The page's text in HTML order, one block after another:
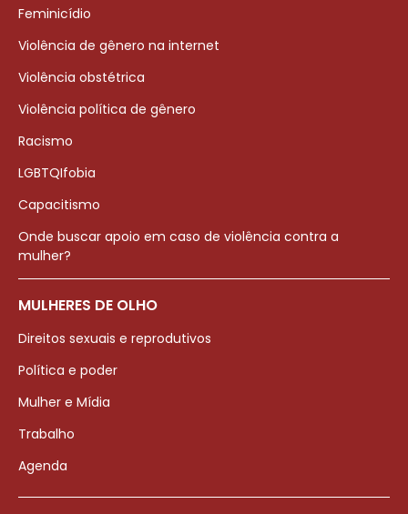
Feminicídio
Violência de gênero na internet
Violência obstétrica
Violência política de gênero
Racismo
LGBTQIfobia
Capacitismo
Onde buscar apoio em caso de violência contra a
mulher?
MULHERES DE OLHO
Direitos sexuais e reprodutivos
Política e poder
Mulher e Mídia
Trabalho
Agenda